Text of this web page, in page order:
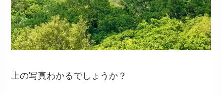
上の写真わかるでしょうか？